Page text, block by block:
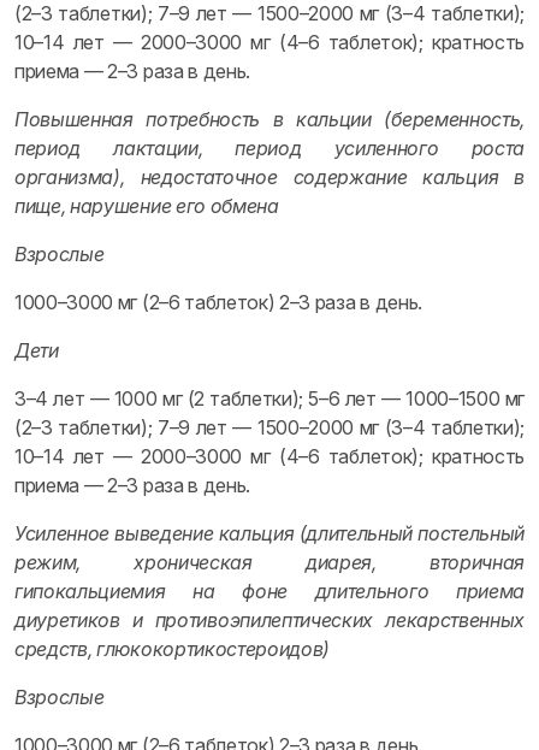
(2–3 таблетки); 7–9 лет — 1500–2000 мг (3–4 таблетки);
10–14 лет — 2000–3000 мг (4–6 таблеток); кратность
приема — 2–3 раза в день.
Повышенная потребность в кальции (беременность,
период лактации, период усиленного роста
организма), недостаточное содержание кальция в
пище, нарушение его обмена
Взрослые
1000–3000 мг (2–6 таблеток) 2–3 раза в день.
Дети
3–4 лет — 1000 мг (2 таблетки); 5–6 лет — 1000–1500 мг
(2–3 таблетки); 7–9 лет — 1500–2000 мг (3–4 таблетки);
10–14 лет — 2000–3000 мг (4–6 таблеток); кратность
приема — 2–3 раза в день.
Усиленное выведение кальция (длительный постельный
режим, хроническая диарея, вторичная
гипокальциемия на фоне длительного приема
диуретиков и противоэпилептических лекарственных
средств, глюкокортикостероидов)
Взрослые
1000–3000 мг (2–6 таблеток) 2–3 раза в день.